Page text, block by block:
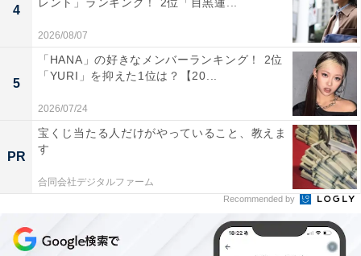
1位にランクインしたのは、高松です。香川県の県庁所
在地で、消費量日本一の讃岐うどんの有名店が多くあり
ます。国の特別名勝に指定されている「栗林公園」や、
平家物語ゆかりの地「屋島」など、歴史スポットも豊富
です。
4
2026/08/07
5
「HANA」の好きなメンバーランキング！ 2位
「YURI」を抑えた1位は？【20...
2026/07/24
PR
宝くじ当たる人だけがやっていること、教えま
す
合同会社デジタルファーム
Recommended by